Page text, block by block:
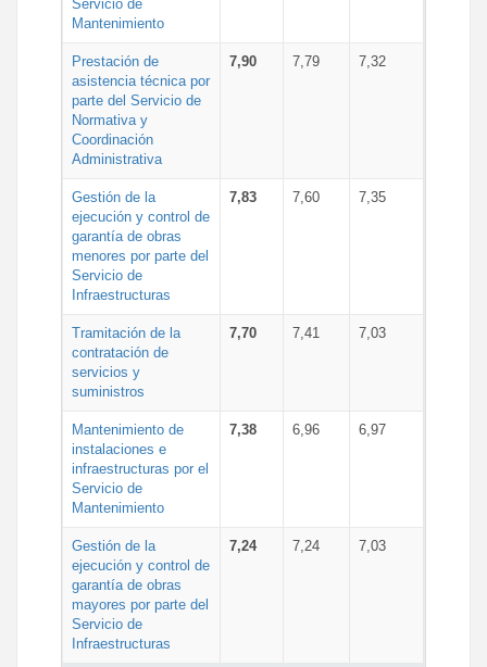
Servicio de
Mantenimiento
Prestación de
asistencia técnica por
parte del Servicio de
Normativa y
Coordinación
Administrativa
7,90 7,79 7,32
Gestión de la
ejecución y control de
garantía de obras
menores por parte del
Servicio de
Infraestructuras
7,83 7,60 7,35
Tramitación de la
contratación de
servicios y
suministros
7,70 7,41 7,03
Mantenimiento de
instalaciones e
infraestructuras por el
Servicio de
Mantenimiento
7,38 6,96 6,97
Gestión de la
ejecución y control de
garantía de obras
mayores por parte del
Servicio de
Infraestructuras
7,24 7,24 7,03